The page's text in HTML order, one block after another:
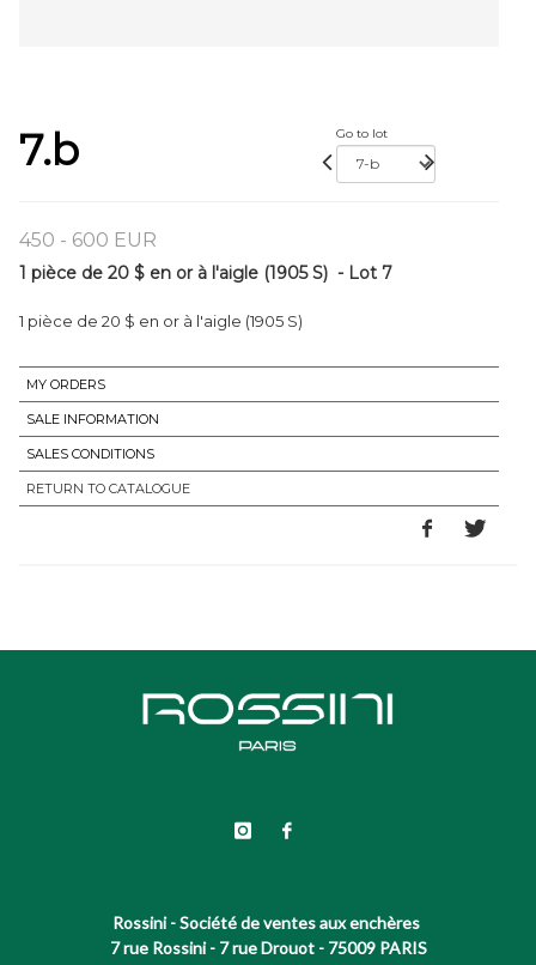
7.b Go to lot
450 - 600 EUR
1 pièce de 20 $ en or à l'aigle (1905 S) - Lot 7
1 pièce de 20 $ en or à l'aigle (1905 S)
MY ORDERS
SALE INFORMATION
SALES CONDITIONS
RETURN TO CATALOGUE
Rossini - Société de ventes aux enchères
7 rue Rossini - 7 rue Drouot - 75009 PARIS